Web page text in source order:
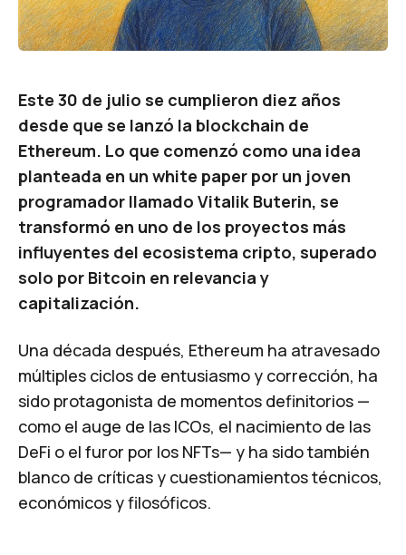
Este 30 de julio se cumplieron diez años
desde que se lanzó la blockchain de
Ethereum. Lo que comenzó como una idea
planteada en un white paper por un joven
programador llamado Vitalik Buterin, se
transformó en uno de los proyectos más
influyentes del ecosistema cripto, superado
solo por Bitcoin en relevancia y
capitalización.
Una década después, Ethereum ha atravesado
múltiples ciclos de entusiasmo y corrección, ha
sido protagonista de momentos definitorios —
como el auge de las ICOs, el nacimiento de las
DeFi o el furor por los NFTs— y ha sido también
blanco de críticas y cuestionamientos técnicos,
económicos y filosóficos.